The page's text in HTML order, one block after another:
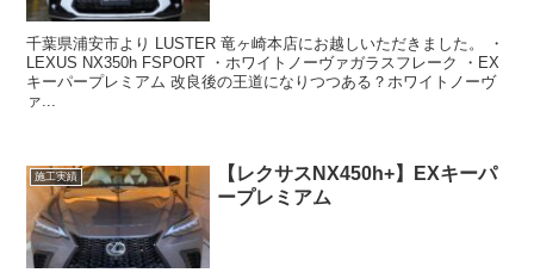
千葉県浦安市より LUSTER 竜ヶ崎本店にお越しいただきました。 ・
LEXUS NX350h FSPORT ・ホワイトノーヴァガラスフレーク ・EX
キーパープレミアム 改良後の王道になりつつある？ホワイトノーヴ
ァ...
施工実績
【レクサスNX450h+】EXキーパ
ープレミアム